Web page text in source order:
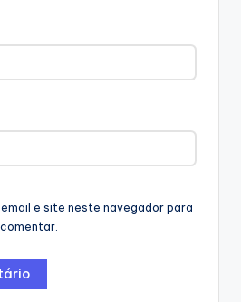
e site neste navegador para